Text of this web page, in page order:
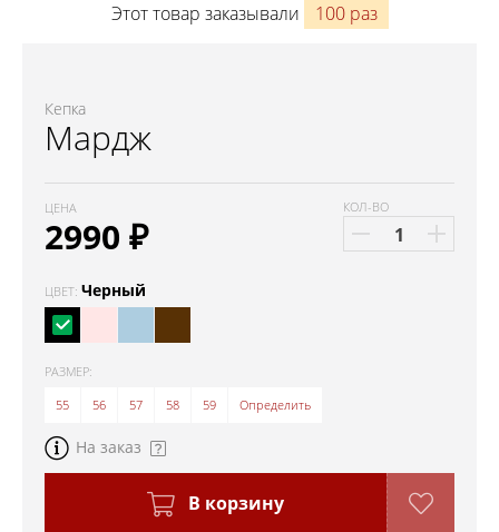
Этот товар заказывали 100 раз
Кепка
Мардж
ЦЕНА
2990 ₽
КОЛ-ВО
ЦВЕТ: Черный
РАЗМЕР:
55
56 57 58 59 Определить
На заказ
В корзину